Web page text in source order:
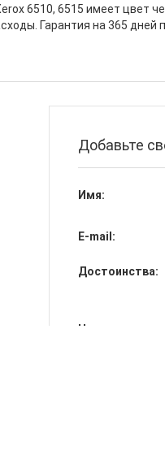
6510, 6515 имеет цвет
Гарантия на 365
Добавьте
Имя:
E-mail:
Достоинства:
Недостатки: